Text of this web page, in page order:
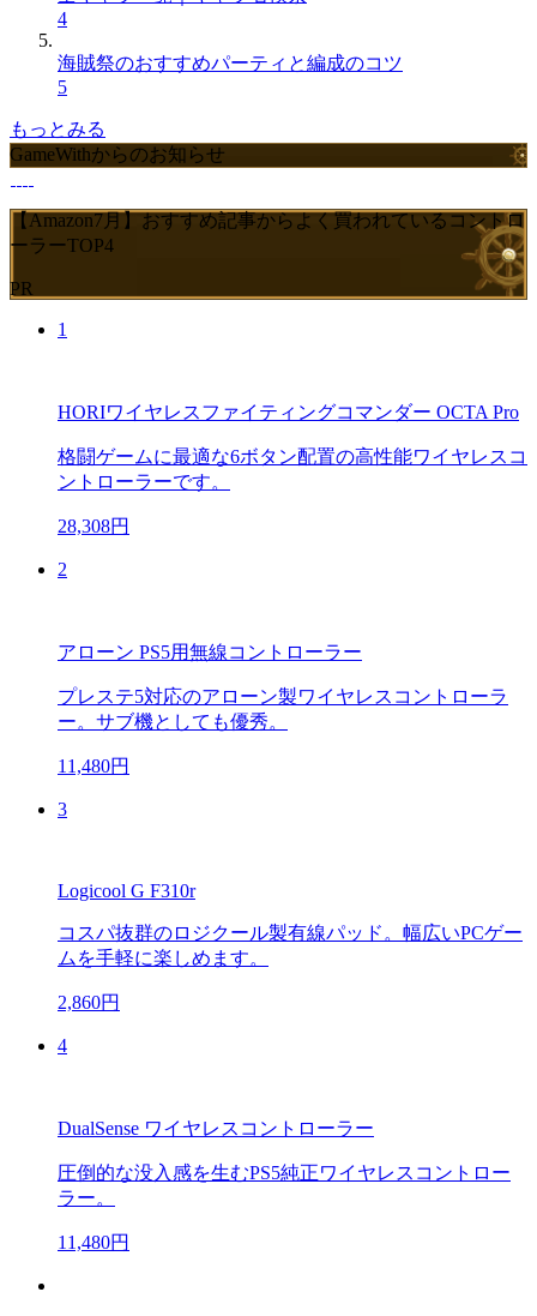
4
海賊祭のおすすめパーティと編成のコツ
5
もっとみる
GameWithからのお知らせ
【Amazon7月】おすすめ記事からよく買われているコントロ
ーラーTOP4
PR
1
HORIワイヤレスファイティングコマンダー OCTA Pro
格闘ゲームに最適な6ボタン配置の高性能ワイヤレスコ
ントローラーです。
28,308円
2
アローン PS5用無線コントローラー
プレステ5対応のアローン製ワイヤレスコントローラ
ー。サブ機としても優秀。
11,480円
3
Logicool G F310r
コスパ抜群のロジクール製有線パッド。幅広いPCゲー
ムを手軽に楽しめます。
2,860円
4
DualSense ワイヤレスコントローラー
圧倒的な没入感を生むPS5純正ワイヤレスコントロー
ラー。
11,480円